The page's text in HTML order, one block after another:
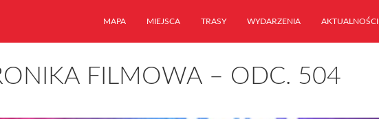
MAPA MIEJSCA TRASY WYDARZENIA AKTUALNOŚCI
FILMOWA – ODC. 504